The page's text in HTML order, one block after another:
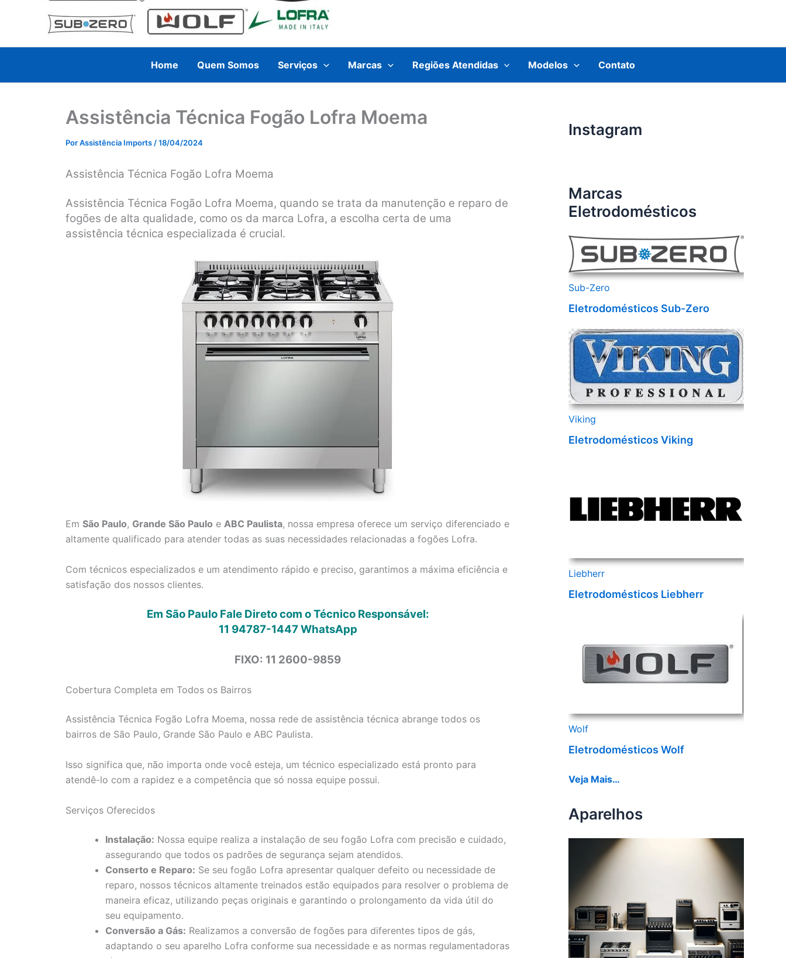
Home Quem Somos Serviços Marcas Regiões Atendidas Modelos Contato
Assistência Técnica Fogão Lofra Moema
PorAssistência Imports /18/04/2024
Assistência Técnica Fogão Lofra Moema
Assistência Técnica Fogão Lofra Moema, quando se trata da manutenção e reparo de
fogões de alta qualidade, como os da marca Lofra, a escolha certa de uma
assistência técnica especializada é crucial.
Em São Paulo, Grande São Paulo e ABC Paulista, nossa empresa oferece um serviço diferenciado e
altamente qualificado para atender todas as suas necessidades relacionadas a fogões Lofra.
Com técnicos especializados e um atendimento rápido e preciso, garantimos a máxima eficiência e
satisfação dos nossos clientes.
Em São Paulo Fale Direto com o Técnico Responsável:
11 94787-1447WhatsApp
FIXO: 11 2600-9859
Cobertura Completa em Todos os Bairros
Assistência Técnica Fogão Lofra Moema, nossa rede de assistência técnica abrange todos os
bairros de São Paulo, Grande São Paulo e ABC Paulista.
Isso significa que, não importa onde você esteja, um técnico especializado está pronto para
atendê-lo com a rapidez e a competência que só nossa equipe possui.
Serviços Oferecidos
Instalação: Nossa equipe realiza a instalação de seu fogão Lofra com precisão e cuidado,
assegurando que todos os padrões de segurança sejam atendidos.
Conserto e Reparo: Se seu fogão Lofra apresentar qualquer defeito ou necessidade de
reparo, nossos técnicos altamente treinados estão equipados para resolver o problema de
maneira eficaz, utilizando peças originais e garantindo o prolongamento da vida útil do
seu equipamento.
Conversão a Gás: Realizamos a conversão de fogões para diferentes tipos de gás,
adaptando o seu aparelho Lofra conforme sua necessidade e as normas regulamentadoras
Instagram
Marcas
Eletrodomésticos
Sub-Zero
Eletrodomésticos Sub-Zero
Viking
Eletrodomésticos Viking
Liebherr
Eletrodomésticos Liebherr
Wolf
Eletrodomésticos Wolf
Veja Mais…
Aparelhos